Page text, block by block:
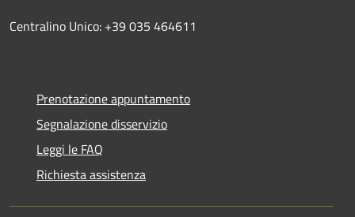
Centralino Unico: +39 035 464611
Prenotazione appuntamento
Segnalazione disservizio
Leggi le FAQ
Richiesta assistenza